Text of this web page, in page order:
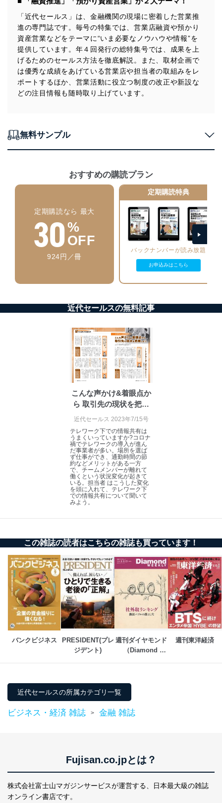
みを確実にするため、従業者等の教育を徹底してまいり
ます。また、目的外利用を行わないために、適切な管理
措置を講じます。
法令遵守
当社は、個人情報に関連する法令、国が定める指針及び
その他の規範を遵守します。また、当社の管理の仕組み
に、これらの法令及びその他の規範を常に適合させま
す。
に、下記セキュリティ対策をはじめとする安全対策を実
正に努めます。
個人データを取り扱うことのできる機器及び当該
機器を取り扱う従業者を明確化し、 個人データへ
の不要なアクセスを防止しています。
アクセス者の識別と認証
機器に標準装備されているユーザー制御機能（ユ
ーザーアカウント制御）により、個人情報データ
ベース等を取り扱う情報システムを使用する従業
者を識別・認証しています。
個人データを取り扱う機器等のオペレーティング
ソフトウェア等を導入し、自動更新 機能等の活用
情報システムの使用に伴う漏洩等の防止
メール等により個人データの含まれるファイルを
送信する場合に、当該ファイルへのパスワードを
設定しています。
個人情報保護マネジメントシステムの継続的改善
当社は、内部監査及びマネジメントレビューの機会を通
じて、個人情報保護マネジメントシステムを継続的に改
善し、常に最良の状態を維持します。
苦情及び相談受付け窓口
貴殿の個人情報及び当社の個人情報保護マネジメントシ
ステムに関するご相談及び苦情については以下までご連
適切、かつ迅速に対応させていただきます。
株式会社富士山マガジンサービス 個人情報問い合わせ
e-mail：cs@fujisan.co.jp
改訂：2025年2月20日
制定：2005年4月1日
株式会社富士山マガジンサービス
代表取締役会長 西野 伸一郎
個人情報の取扱いについて
１．個人情報保護管理者
当社は以下の個人情報保護管理者を設置し、個人情報保
護管理者の責任のもと、個人情報を取得・アクセス・利
用・提供・管理いたします。
株式会社富士山マガジンサービス
代表取締役会長 西野 伸一郎
個人情報保護管理者: 経営管理グループディレクター 前
田 嘉也
No
個人情報の種類 利用目的
購入商品の配送のため
商品代金回収のため
「近代セールス」は、金融機関の現場に密着した営業推
進の専門誌です。毎号の特集では、営業店融資や預かり
資産営業などをテーマに“いま必要なノウハウや情報”を
提供しています。年４回発行の総特集号では、成果を上
げるためのセールス方法を徹底解説。また、取材企画で
は優秀な成績をあげている営業店や担当者の取組みをレ
ポートするほか、営業活動に役立つ制度の改正や新設な
どの注目情報も随時取り上げています。
無料サンプル
おすすめの購読プラン
定期購読なら 最大
30%
OFF
924円／冊
定期購読特典
バックナンバーが読み放題
お申込みはこちら
近代セールスの無料記事
こんな声かけ&着眼点か
ら 取引先の現状を把握
しよう
近代セールス 2023年7/15号
テレワーク下での情報共有は
うまくいっていますか?コロナ
禍でテレワークの導入が進ん
だ事業者が多い。場所を選ば
ず仕事ができ、通勤時間の節
約などメリットがある一方
で、チームメンバーが離れて
働くという状況変化が起きて
いる。担当者 はこうした変化
を頭に入れて、テレワーク下
での情報共有について聞いて
みよう。
この雑誌の読者はこちらの雑誌も買っています！
バンクビジネス
PRESIDENT(プレ
ジデント)
週刊ダイヤモンド
（Diamond
週刊東洋経済
近代セールスの所属カテゴリ一覧
ビジネス・経済 雑誌 > 金融 雑誌
Fujisan.co.jpとは？
株式会社富士山マガジンサービスが運営する、
日本最大級の雑誌
オンライン書店です。